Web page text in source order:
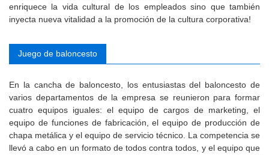
enriquece la vida cultural de los empleados sino que también
inyecta nueva vitalidad a la promoción de la cultura corporativa!
Juego de baloncesto
En la cancha de baloncesto, los entusiastas del baloncesto de
varios departamentos de la empresa se reunieron para formar
cuatro equipos iguales: el equipo de cargos de marketing, el
equipo de funciones de fabricación, el equipo de producción de
chapa metálica y el equipo de servicio técnico. La competencia se
llevó a cabo en un formato de todos contra todos, y el equipo que